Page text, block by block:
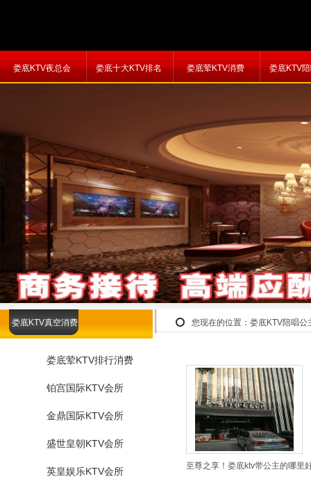
娄底KTV夜总会 娄底十大KTV排名 娄底荤KTV消费 娄底KTV
您现在的位置： 娄底KTV陪唱公
娄底KTV真空消费
娄底荤KTV排行消费
铂宫国际KTV会所
金鼎国际KTV会所
盛世皇朝KTV会所
英皇娱乐KTV会所 至尊之享！娄底ktv带公主的哪里